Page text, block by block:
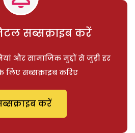
सब्सक्राइब करें
और सामाजिक मुद्दों से जुड़ी हर
लिए सब्सक्राइब करिए
करें